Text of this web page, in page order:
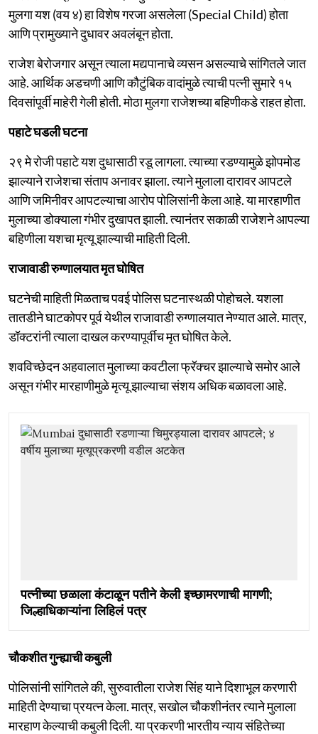
मुलगा यश (वय ४) हा विशेष गरजा असलेला (Special Child) होता
आणि प्रामुख्याने दुधावर अवलंबून होता.
राजेश बेरोजगार असून त्याला मद्यपानाचे व्यसन असल्याचे सांगितले जात
आहे. आर्थिक अडचणी आणि कौटुंबिक वादांमुळे त्याची पत्नी सुमारे १५
दिवसांपूर्वी माहेरी गेली होती. मोठा मुलगा राजेशच्या बहिणीकडे राहत होता.
पहाटे घडली घटना
२९ मे रोजी पहाटे यश दुधासाठी रडू लागला. त्याच्या रडण्यामुळे झोपमोड
झाल्याने राजेशचा संताप अनावर झाला. त्याने मुलाला दारावर आपटले
आणि जमिनीवर आपटल्याचा आरोप पोलिसांनी केला आहे. या मारहाणीत
मुलाच्या डोक्याला गंभीर दुखापत झाली. त्यानंतर सकाळी राजेशने आपल्या
बहिणीला यशचा मृत्यू झाल्याची माहिती दिली.
राजावाडी रुग्णालयात मृत घोषित
घटनेची माहिती मिळताच पवई पोलिस घटनास्थळी पोहोचले. यशला
तातडीने घाटकोपर पूर्व येथील राजावाडी रुग्णालयात नेण्यात आले. मात्र,
डॉक्टरांनी त्याला दाखल करण्यापूर्वीच मृत घोषित केले.
शवविच्छेदन अहवालात मुलाच्या कवटीला फ्रॅक्चर झाल्याचे समोर आले
असून गंभीर मारहाणीमुळे मृत्यू झाल्याचा संशय अधिक बळावला आहे.
पत्नीच्या छळाला कंटाळून पतीने केली इच्छामरणाची मागणी;
जिल्हाधिकाऱ्यांना लिहिलं पत्र
चौकशीत गुन्ह्याची कबुली
पोलिसांनी सांगितले की, सुरुवातीला राजेश सिंह याने दिशाभूल करणारी
माहिती देण्याचा प्रयत्न केला. मात्र, सखोल चौकशीनंतर त्याने मुलाला
मारहाण केल्याची कबुली दिली. या प्रकरणी भारतीय न्याय संहितेच्या